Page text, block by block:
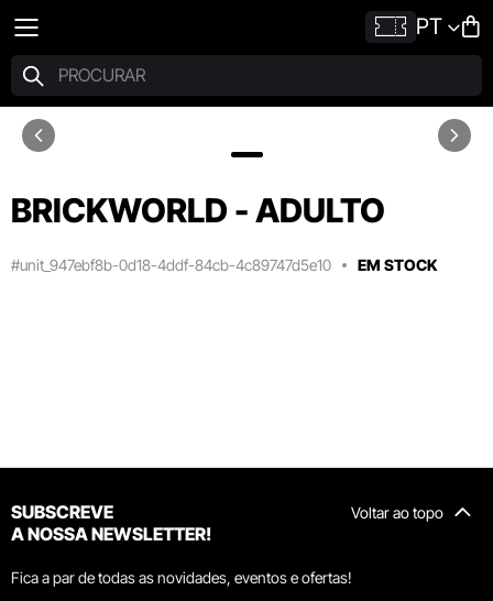
PT
BRICKWORLD - ADULTO
#unit_947ebf8b-0d18-4ddf-84cb-4c89747d5e10 EM STOCK
Voltar ao topo
SUBSCREVE
A NOSSA NEWSLETTER!
Fica a par de todas as novidades, eventos e ofertas!